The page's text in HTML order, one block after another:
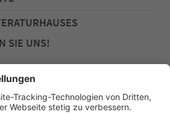
SIE UNS!